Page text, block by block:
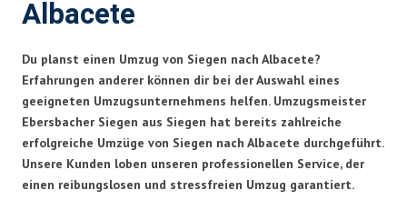
Albacete
Du planst einen Umzug von Siegen nach Albacete?
Erfahrungen anderer können dir bei der Auswahl eines
geeigneten Umzugsunternehmens helfen. Umzugsmeister
Ebersbacher Siegen aus Siegen hat bereits zahlreiche
erfolgreiche Umzüge von Siegen nach Albacete durchgeführt.
Unsere Kunden loben unseren professionellen Service, der
einen reibungslosen und stressfreien Umzug garantiert.